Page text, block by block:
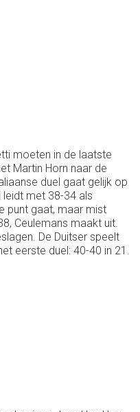
moeten in de laatste
Martin Horn naar de
duel gaat gelijk op
met 38-34 als
punt gaat, maar mist
Ceulemans maakt uit.
De Duitser speelt
eerste duel: 40-40 in 21.